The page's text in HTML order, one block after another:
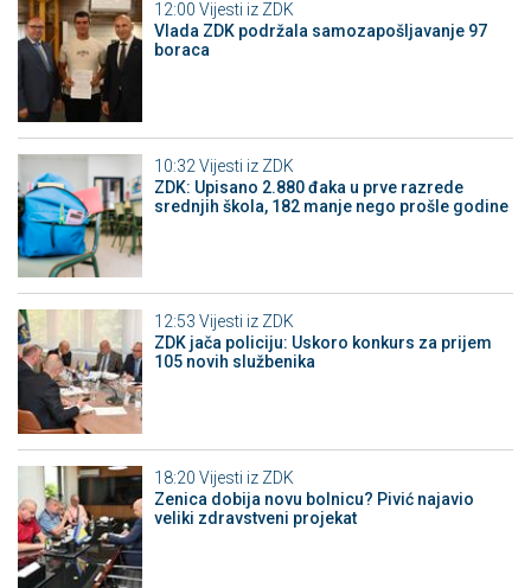
12:00 Vijesti iz ZDK
Vlada ZDK podržala samozapošljavanje 97
boraca
10:32 Vijesti iz ZDK
ZDK: Upisano 2.880 đaka u prve razrede
srednjih škola, 182 manje nego prošle godine
12:53 Vijesti iz ZDK
ZDK jača policiju: Uskoro konkurs za prijem
105 novih službenika
18:20 Vijesti iz ZDK
Zenica dobija novu bolnicu? Pivić najavio
veliki zdravstveni projekat